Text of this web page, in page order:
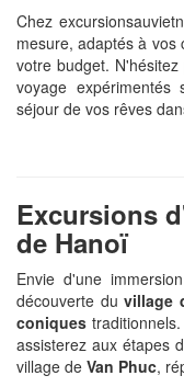
Chez
mesure, adaptés à
votre budget.
voyage
séjour de vos rêves
Excursions
de Hanoï
Envie d'une
découverte duvillage
coniques
assisterez aux étapes
village de Van Phuc,